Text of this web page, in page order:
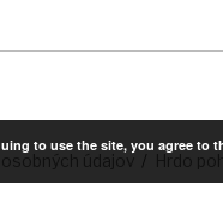
osobných údajov Hrdo
to use the site, you agree to